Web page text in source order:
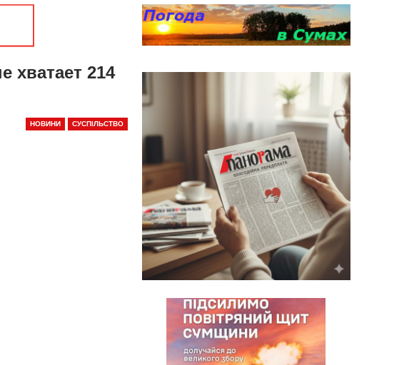
хватает 214
НОВИНИ СУСПІЛЬСТВО